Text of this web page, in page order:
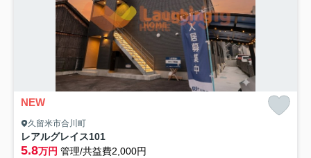
NEW
久留米市合川町
レアルグレイス101
5.8万円 管理/共益費2,000円